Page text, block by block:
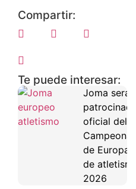
Compartir:
Te puede interesar:
Joma será
patrocinador
oficial del
Campeonato
de Europa
de atletismo
2026